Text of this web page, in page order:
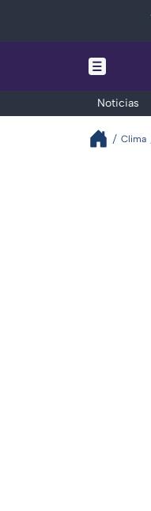
Noticias
Clima